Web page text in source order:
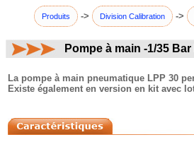
Produits -> Division Calibration ->
Pompe à main -1/35
La pompe à main pneumatique LPP 30
Existe également en version en kit avec